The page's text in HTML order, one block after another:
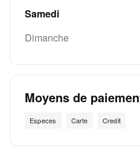
Samedi
Dimanche
Moyens de
Especes Carte Credit